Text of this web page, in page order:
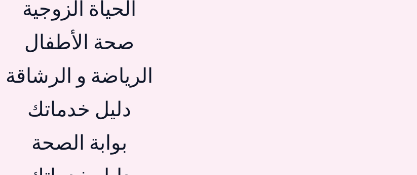
الحياة الزوجية
صحة الأطفال
الرياضة و الرشاقة
دليل خدماتك
بوابة الصحة